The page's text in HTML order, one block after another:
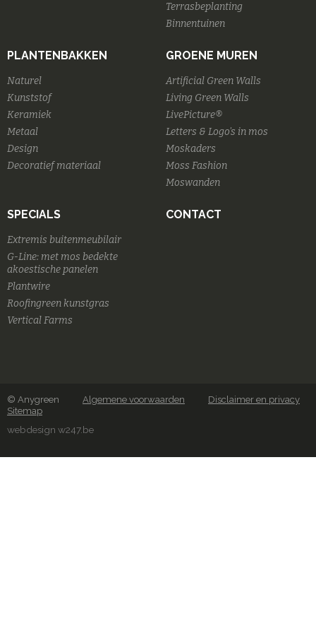
Terrasbeplanting
Binnentuinen
PLANTENBAKKEN
Naturel
Kunststof
Keramiek
Metaal
Design
Decoratief materiaal
GROENE MUREN
Artificial Green Walls
Living Green Walls
LivePicture®
Letters & Logo's in mos
Moskaders
Moss Fashion
Moswanden
SPECIALS
Extremis buitenmeubilair
G-Line: met mos bedekte
akoestische panelen
Plantwire
Roofingreen kunstgras
Vertical Farms
CONTACT
© Anygreen Algemene voorwaarden
Disclaimer en privacy
Sitemap
webdesign w247.be